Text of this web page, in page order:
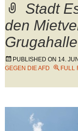
Stadt
den
PUBLISHED ON 14.
GEGEN DIE AFD
FULL